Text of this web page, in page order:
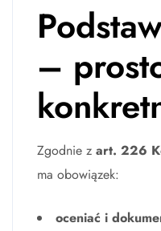
–
Zgodnie z art. 226
ma obowiązek:
oceniać i